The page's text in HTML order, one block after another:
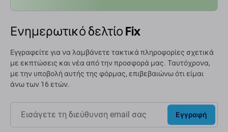
Ενημερωτικό δελτίο Fix
Εγγραφείτε για να λαμβάνετε τακτικά πληροφορίες σχετικά
με εκπτώσεις και νέα από την προσφορά μας. Ταυτόχρονα,
με την υποβολή αυτής της φόρμας, επιβεβαιώνω ότι είμαι
άνω των 16 ετών.
Εγγραφή